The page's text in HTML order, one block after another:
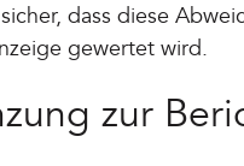
dass diese
gewertet wird.
zur